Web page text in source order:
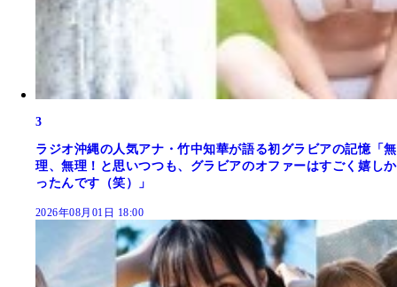
3
ラジオ沖縄の人気アナ・竹中知華が語る初グラビアの記憶「無
理、無理！と思いつつも、グラビアのオファーはすごく嬉しか
ったんです（笑）」
2026年08月01日 18:00